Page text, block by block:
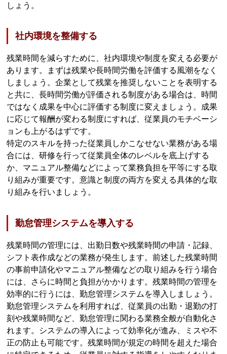
しょう。
社内環境を整備する
残業時間を減らすために、社内環境や制度を変える必要が
あります。まずは残業や長時間労働を評価する風潮をなく
しましょう。企業として残業を推奨しないことを表明する
と共に、長時間労働が評価される制度がある場合は、時間
ではなく成果を中心に評価する制度に変えましょう。成果
に応じて報酬が変わる制度にすれば、従業員のモチベーシ
ョンも上がるはずです。
特定のスキルを持った従業員しかこなせない業務がある場
合には、研修を行って従業員全体のレベルを底上げする
か、マニュアル整備などによって業務負担を平等にする取
り組みが重要です。意識と制度の両方を変える具体的な取
り組みを行いましょう。
勤怠管理システムを導入する
残業時間の管理には、出勤日数や残業時間の申請・記録、
シフト表作成などの業務が発生します。前述した残業時間
の事前申請化やマニュアル整備などの取り組みを行う場合
には、さらに時間と負担がかかります。残業時間の管理を
効率的に行うには、勤怠管理システムを導入しましょう。
勤怠管理システムを利用すれば、従業員の出勤・退勤の打
刻や残業時間など、勤怠管理に関わる業務全般が自動化さ
れます。システムの導入によって効率化が進み、ミスや不
正の防止も可能です。残業時間が規定の時間を超えた場合